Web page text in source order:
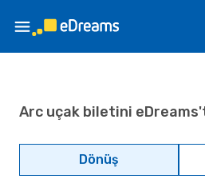
Arc uçak biletini
Dönüş